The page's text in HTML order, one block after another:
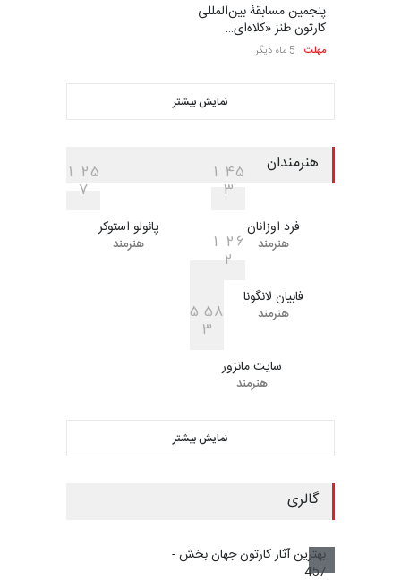
پنجمین مسابقۀ بین‌المللی
کارتون طنز «کلاه‌ای…
مهلت 5 ماه دیگر
نمایش بیشتر
هنرمندان 1 45
3
فرد اوزانان
هنرمند
1 25
7
پائولو استوکر
هنرمند 1 26
2
فابیان لانگونا
هنرمند 5 58
3
سایت مانزور
هنرمند
نمایش بیشتر
گالری
بهترین آثار کارتون جهان بخش -
457